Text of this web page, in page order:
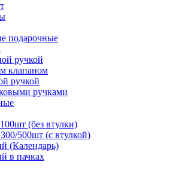
подарочные
ручкой
клапаном
ручкой
ручками
(без втулки)
500шт (с втулкой)
(Календарь)
в пачках